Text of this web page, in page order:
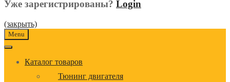
Уже зарегистрированы? Login
(закрыть)
Menu
Каталог товаров
Тюнинг двигателя